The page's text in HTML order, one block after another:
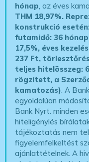
hónap, az éves
THM 18,97%.
konstrukció
futamidő: 36
17,5%, éves
237 Ft,
teljes hitelösszeg:
rögzített, a
kamatozás). A
egyoldalúan
Bank Nyrt. minden
hiteligénylés
tájékoztatás nem
figyelemfelkeltést
ajánlattételnek. A